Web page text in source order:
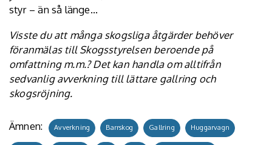
styr – än så länge…
Visste du att många skogsliga åtgärder behöver
föranmälas till Skogsstyrelsen beroende på
omfattning m.m.? Det kan handla om alltifrån
sedvanlig avverkning till lättare gallring och
skogsröjning.
Ämnen: Avverkning Barrskog Gallring Huggarvagn